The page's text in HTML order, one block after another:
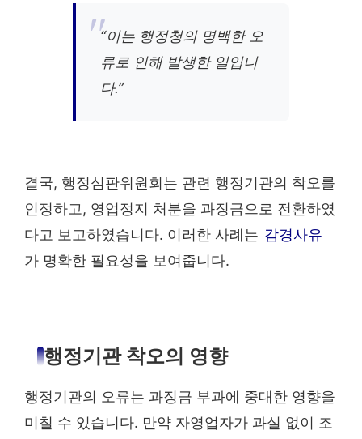
“이는 행정청의 명백한 오
류로 인해 발생한 일입니
다.”
결국, 행정심판위원회는 관련 행정기관의 착오를
인정하고, 영업정지 처분을 과징금으로 전환하였
다고 보고하였습니다. 이러한 사례는 감경사유
가 명확한 필요성을 보여줍니다.
행정기관 착오의 영향
행정기관의 오류는 과징금 부과에 중대한 영향을
미칠 수 있습니다. 만약 자영업자가 과실 없이 조